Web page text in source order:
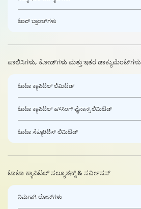
ಟಾಪ್ ಬ್ರಾಂಚ್‌ಗಳು
ಪಾಲಿಸಿಗಳು, ಕೋಡ್‌ಗಳು ಮತ್ತು ಇತರ ಡಾಕ್ಯುಮೆಂಟ್‌ಗಳು
ಟಾಟಾ ಕ್ಯಾಪಿಟಲ್ ಲಿಮಿಟೆಡ್
ಟಾಟಾ ಕ್ಯಾಪಿಟಲ್ ಹೌಸಿಂಗ್ ಫೈನಾನ್ಸ್ ಲಿಮಿಟೆಡ್
ಟಾಟಾ ಸೆಕ್ಯೂರಿಟಿಸ್ ಲಿಮಿಟೆಡ್
ಟಾಟಾ ಕ್ಯಾಪಿಟಲ್ ಸಲ್ಯೂಶನ್ಸ್ & ಸರ್ವೀಸಸ್
ನಿಮಗಾಗಿ ಲೋನ್‌ಗಳು